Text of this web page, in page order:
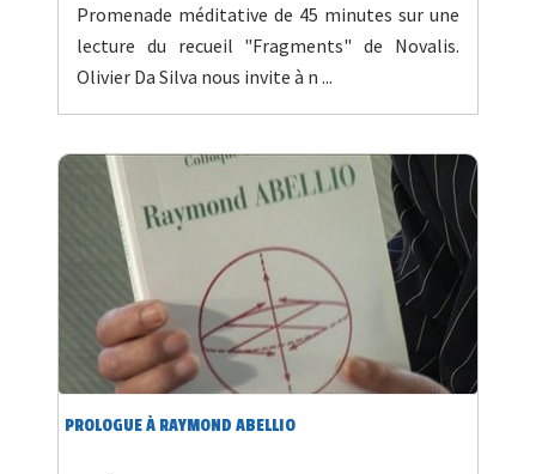
Promenade méditative de 45 minutes sur une
lecture du recueil "Fragments" de Novalis.
Olivier Da Silva nous invite à n ...
PROLOGUE À RAYMOND ABELLIO